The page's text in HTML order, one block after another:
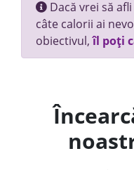
Dacă vrei să
câte calorii ai
obiectivul,îl poți